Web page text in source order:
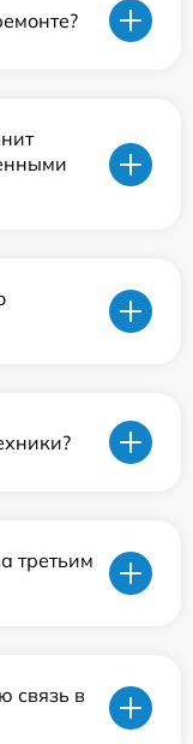
третьим
связь в